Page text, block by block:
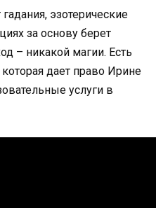
эзотерические
за основу берет
– никакой магии. Есть
дает право Ирине
услуги в